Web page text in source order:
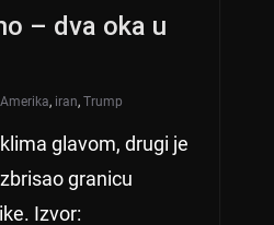
– dva oka u
Amerika, iran, Trump
glavom, drugi je
granicu
Izvor: